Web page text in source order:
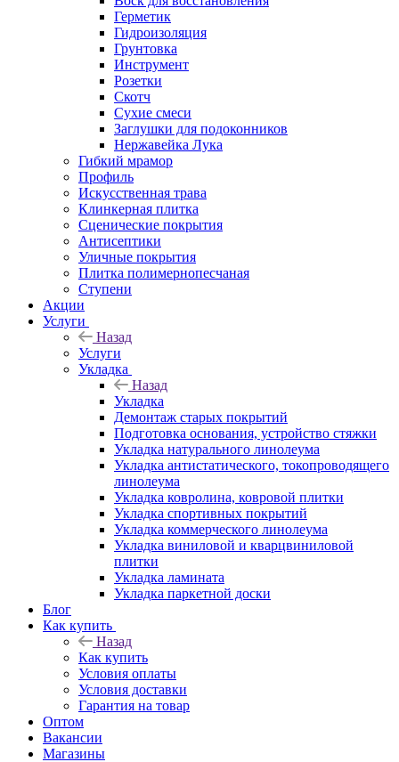
Герметик
Гидроизоляция
Грунтовка
Инструмент
Розетки
Скотч
Сухие смеси
Заглушки для подоконников
Нержавейка Лука
Гибкий мрамор
Профиль
Искусственная трава
Клинкерная плитка
Сценические покрытия
Антисептики
Уличные покрытия
Плитка полимернопесчаная
Ступени
Акции
Услуги
Назад
Услуги
Укладка
Назад
Укладка
Демонтаж старых покрытий
Подготовка основания, устройство стяжки
Укладка натурального линолеума
Укладка антистатического, токопроводящего
линолеума
Укладка ковролина, ковровой плитки
Укладка спортивных покрытий
Укладка коммерческого линолеума
Укладка виниловой и кварцвиниловой
плитки
Укладка ламината
Укладка паркетной доски
Блог
Как купить
Назад
Как купить
Условия оплаты
Условия доставки
Гарантия на товар
Оптом
Вакансии
Магазины